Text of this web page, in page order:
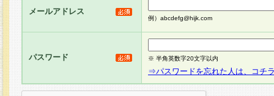
メールアドレス
例）abcdefg@hijk.com
パスワード ※ 半角英数字20文字以内
⇒パスワードを忘れた人は、コチ